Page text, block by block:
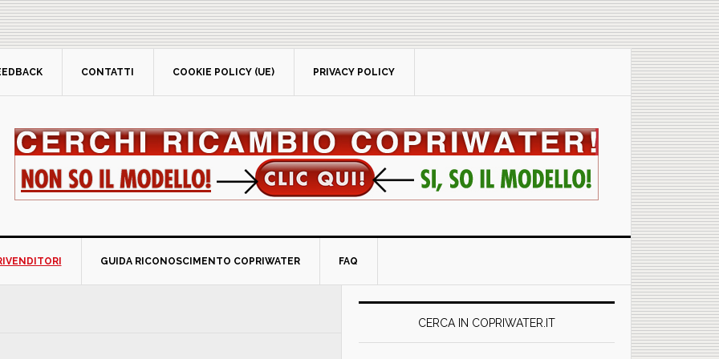
CONTATTI COOKIE POLICY (UE) PRIVACY POLICY
GUIDA RICONOSCIMENTO COPRIWATER FAQ
Primary
SidebarCERCA IN COPRIWATER.IT